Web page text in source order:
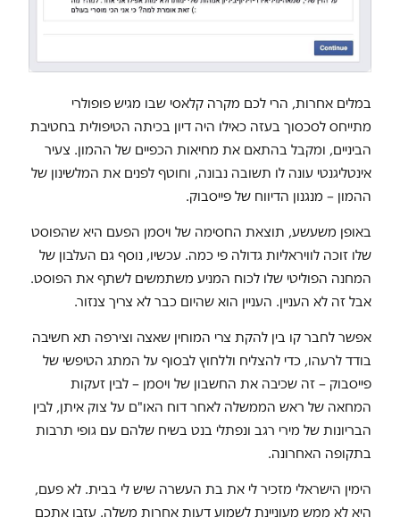
במלים אחרות, הרי לכם מקרה קלאסי שבו מגיש פופולרי
מתייחס לסכסוך בעזה כאילו היה דיון בכיתה הטיפולית בחטיבת
הביניים, ומקבל בהתאם את מחיאות הכפיים של ההמון. צעיר
אינטליגנטי עונה לו תשובה נבונה, וחוטף לפנים את המלשינון של
ההמון – מנגנון הדיווח של פייסבוק.
באופן משעשע, תוצאת החסימה של ויסמן הפעם היא שהפוסט
שלו זוכה לוויראליות גדולה פי כמה. עכשיו, נוסף גם העלבון של
המחנה הפוליטי שלו לכוח המניע משתמשים לשתף את הפוסט.
אבל זה לא העניין. העניין הוא שהיום כבר לא צריך צנזור.
אפשר לחבר קו בין להקת צרי המוחין שאצה וצירפה תא חשיבה
בודד לרעהו, כדי להצליח וללחוץ לבסוף על המתג הטיפשי של
פייסבוק – זה שכיבה את החשבון של ויסמן – לבין זעקות
המחאה של ראש הממשלה לאחר דוח האו"ם על צוק איתן, לבין
הבריונות של מירי רגב ונפתלי בנט בשיח שלהם עם גופי תרבות
בתקופה האחרונה.
הימין הישראלי מזכיר לי את בת העשרה שיש לי בבית. לא פעם,
היא לא ממש מעוניינת לשמוע דעות אחרות משלה. עזבו אתכם